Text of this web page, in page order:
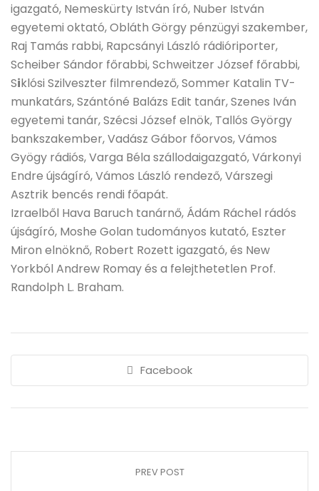
igazgató, Nemeskürty István író, Nuber István
egyetemi oktató, Obláth Görgy pénzügyi szakember,
Raj Tamás rabbi, Rapcsányi László rádióriporter,
Scheiber Sándor főrabbi, Schweitzer József főrabbi,
Siklósi Szilveszter filmrendező, Sommer Katalin TV-
munkatárs, Szántóné Balázs Edit tanár, Szenes Iván
egyetemi tanár, Szécsi József elnök, Tallós György
bankszakember, Vadász Gábor főorvos, Vámos
Gyögy rádiós, Varga Béla szállodaigazgató, Várkonyi
Endre újságíró, Vámos László rendező, Várszegi
Asztrik bencés rendi főapát.
Izraelből Hava Baruch tanárnő, Ádám Ráchel rádós
újságíró, Moshe Golan tudományos kutató, Eszter
Miron elnöknő, Robert Rozett igazgató, és New
Yorkból Andrew Romay és a felejthetetlen Prof.
Randolph L. Braham.
Facebook
PREV POST